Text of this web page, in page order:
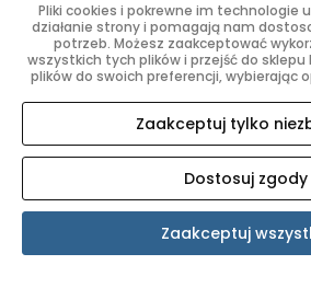
Najlepiej oceniany sklep z
akcesoriami
Ocena: ⭐⭐⭐⭐⭐
Nasze maszyny do
szycia
dostarczamy na
Pliki cookies i pokrewne im technologie
działanie strony i pomagają nam
potrzeb. Możesz zaakceptować
wszystkich tych plików i przejść do
plików do swoich preferencji, wybierając
Zaakceptuj tylko
Dostosuj zgody
Zaakceptuj